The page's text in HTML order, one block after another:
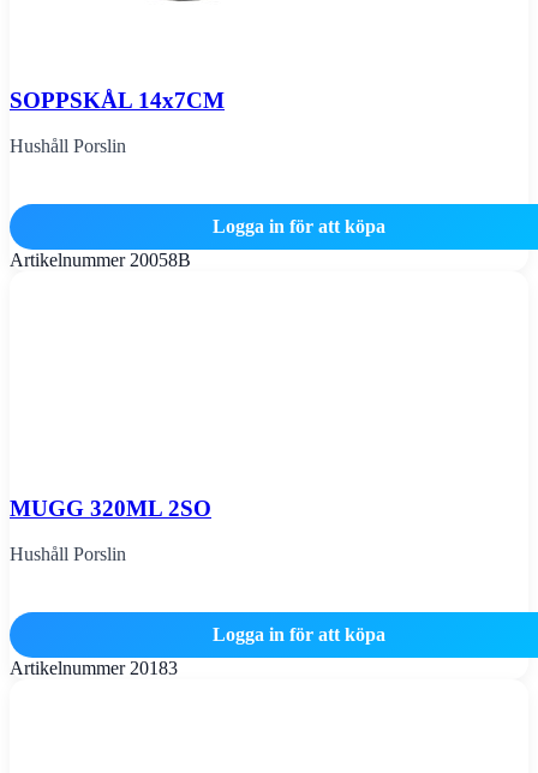
SOPPSKÅL 14x7CM
Hushåll Porslin
Logga in för att köpa
Artikelnummer 20058B
MUGG 320ML 2SO
Hushåll Porslin
Logga in för att köpa
Artikelnummer 20183